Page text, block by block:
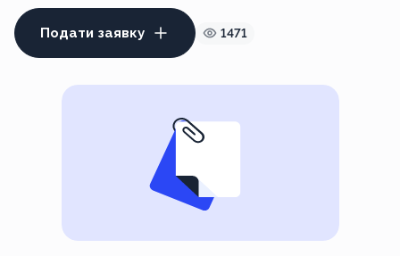
Подати заявку 1471